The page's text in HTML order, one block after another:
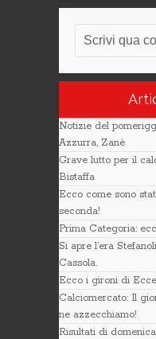
Notizie del
Azzurra, Zanè
Grave lutto per il
Bistaffa
Ecco come sono
seconda!
Prima Categoria:
Si apre l’era
Cassola.
Ecco i gironi di
Calciomercato: Il
ne azzecchiamo!
Risultati di